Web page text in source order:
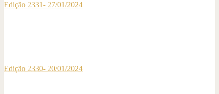
Edição 2331- 27/01/2024
Edição 2330- 20/01/2024